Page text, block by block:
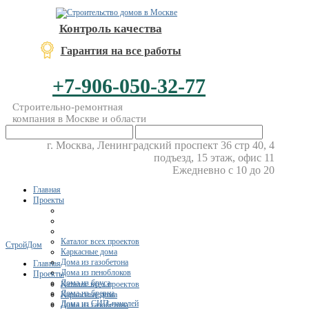
Контроль качества
Гарантия на все работы
+7-906-050-32-77
Строительно-ремонтная
компания в Москве и области
г. Москва, Ленинградский проспект 36 стр 40, 4
подъезд, 15 этаж, офис 11
Ежедневно с 10 до 20
Главная
Проекты
Каталог всех проектов
Каркасные дома
Дома из газобетона
Дома из пеноблоков
Дома из бруса
Дома из бревна
Дома из СИП-панелей
СтройДом
Главная
Проекты
Каталог всех проектов
Каркасные дома
Дома из газобетона